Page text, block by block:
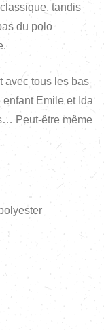
tandis
du polo
avec tous les bas
Emile et Ida
Peut-être même